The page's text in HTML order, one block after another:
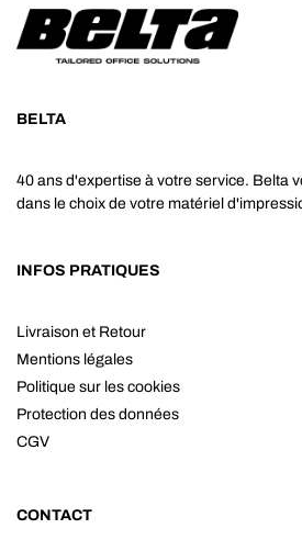
BELTA
40 ans d'expertise à votre service. Belta
dans le choix de votre matériel
INFOS PRATIQUES
Livraison et Retour
Mentions légales
Politique sur les cookies
Protection des données
CGV
CONTACT